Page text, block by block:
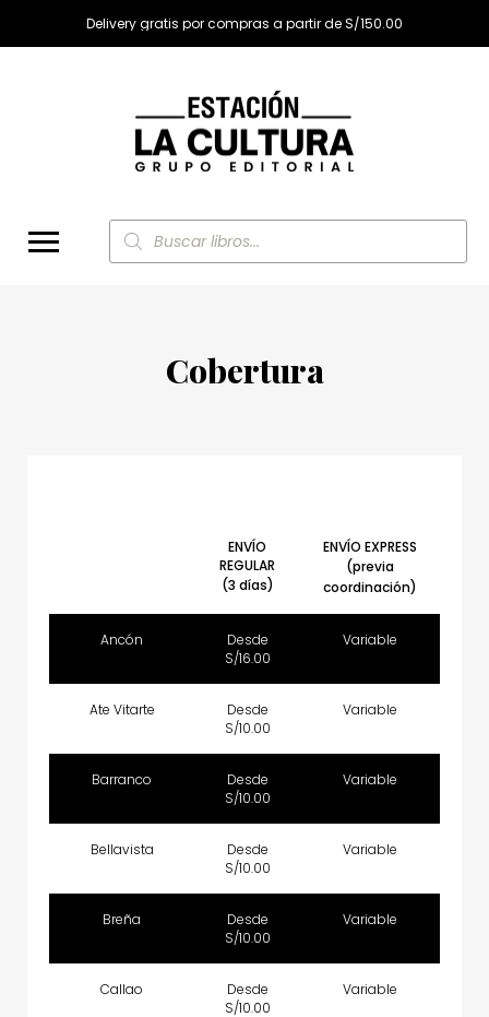
Delivery gratis por compras a partir de S/150.00
Búsqueda
de
productos
Cobertura
ENVÍO
REGULAR
(3 días)
ENVÍO EXPRESS
(previa
coordinación)
Ancón
Desde
S/16.00
Variable
Ate Vitarte
Desde
S/10.00
Variable
Barranco
Desde
S/10.00
Variable
Bellavista
Desde
S/10.00
Variable
Breña
Desde
S/10.00
Variable
Callao
Desde
S/10.00
Variable